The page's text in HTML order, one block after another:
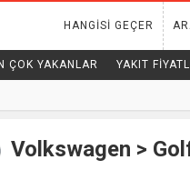
HANGISI GEÇER
ÇOK YAKANLAR YAKIT
Volkswagen >